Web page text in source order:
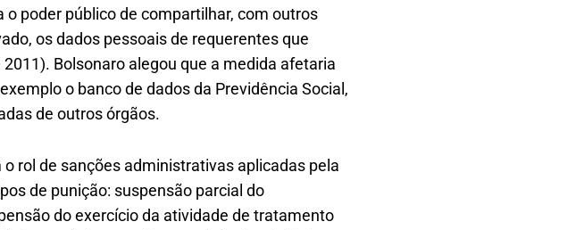
poder público de compartilhar, com outros
os dados pessoais de requerentes que
Bolsonaro alegou que a medida afetaria
o banco de dados da Previdência Social,
de outros órgãos.
rol de sanções administrativas aplicadas pela
de punição: suspensão parcial do
do exercício da atividade de tratamento